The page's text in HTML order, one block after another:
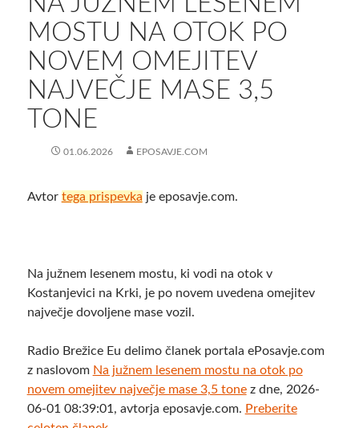
MOSTU NA OTOK PO
NOVEM OMEJITEV
NAJVEČJE MASE 3,5
TONE
01.06.2026 EPOSAVJE.COM
Avtor tega prispevka je eposavje.com.
Na južnem lesenem mostu, ki vodi na otok v
Kostanjevici na Krki, je po novem uvedena omejitev
največje dovoljene mase vozil.
Radio Brežice Eu delimo članek portala ePosavje.com
z naslovom Na južnem lesenem mostu na otok po
novem omejitev največje mase 3,5 tonez dne, 2026-
06-01 08:39:01, avtorja eposavje.com. Preberite